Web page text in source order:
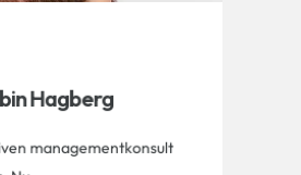
Hagberg
managementkonsult